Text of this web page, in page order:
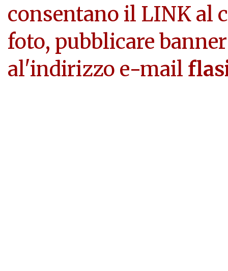
consentano il LINK al
foto, pubblicare
al'indirizzo e-mail